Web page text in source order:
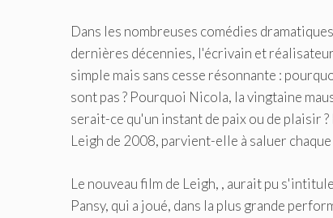
Dans les nombreuses comédies
dernières décennies, l'écrivain et
simple mais sans cesse résonnante :
sont pas ? Pourquoi Nicola, la vingtaine
serait-ce qu'un instant de paix ou de plaisir
Leigh de 2008, parvient-elle à saluer
Le nouveau film de Leigh, , aurait pu
Pansy, qui a joué, dans la plus grande